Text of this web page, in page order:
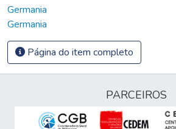
Germania
Germania
Página do item completo
PARCEIROS